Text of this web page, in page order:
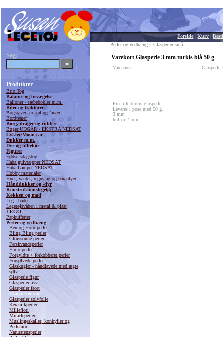
Forside|Kurv |
Søg:
Produkter
Brio Tog
Balance og bevægelse
Balloner - sæbebobler m.m.
Biler og traktorer
Bogstaver, ur, tal og farver
Bordteater
Borg, drager og riddere
Bøger UDGÅR - EKSTRA NEDSAT
Cykler/Moon-car
Dukker m.m.
Dyr og tilbehør
Figurer
Fødselsdagstog
Haba gulvtæpper NEDSAT
Haba Lamper NEDSAT
Hobby materialer
Huer, vanter, regnslag og paraplyer
Hånddukker og -dyr
Konstruktionslegetøj
Køkken og mad
Leg i badet
Legetøjsvåben i metal & plast
LEGO
Papkufferter
Perler og vedhæng
Ben og Horn perler
Bling Bling perler
Cloissonné perler
Ferskvandsperler
Fimo perler
Forgyldte + forkobberet perler
Forsølvede perler
Glaskugler - håndlavede med ægte
sølv
Glasperle figur
Glasperler ass
Glasperler facet
Glasperler små
Glasperler sølvfolie
Keramikperler
Millefiori
Miracleperler
Muslingeskaller, konkylier og
Perlemor
Naturstensperler
Perler og vedhæng » Glasperler små
Varekort Glasperle 3 mm turkis blå 50 g
Varenavn Glasperle
Fin lille turkis glasperle.
Leveres i pose med 50 g.
3 mm
hul ca. 1 mm